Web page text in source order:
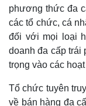
phương thức đa
các tổ chức, cá
đối với mọi loại
doanh đa cấp trái
trọng vào các
Tổ chức tuyên
về bán hàng đa